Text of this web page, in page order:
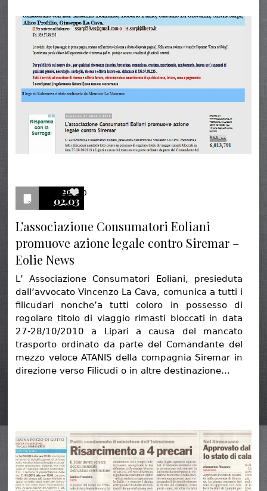
2016
02.03
0
L’associazione Consumatori Eoliani
promuove azione legale contro Siremar –
Eolie News
L’ Associazione Consumatori Eoliani, presieduta
dall’avvocato Vincenzo La Cava, comunica a tutti i
filicudari nonche’a tutti coloro in possesso di
regolare titolo di viaggio rimasti bloccati in data
27-28/10/2010 a Lipari a causa del mancato
trasporto ordinato da parte del Comandante del
mezzo veloce ATANIS della compagnia Siremar in
direzione verso Filicudi o in altre destinazione…